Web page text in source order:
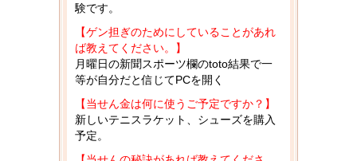
験です。
【ゲン担ぎのためにしていることがあれ
ば教えてください。】
月曜日の新聞スポーツ欄のtoto結果で一
等が自分だと信じてPCを開く
【当せん金は何に使うご予定ですか？】
新しいテニスラケット、シューズを購入
予定。